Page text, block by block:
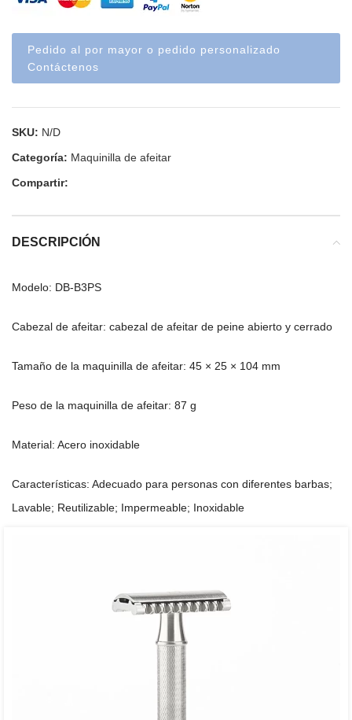
Pedido al por mayor o pedido personalizado
Contáctenos
SKU: N/D
Categoría: Maquinilla de afeitar
Compartir:
DESCRIPCIÓN
Modelo: DB-B3PS
Cabezal de afeitar: cabezal de afeitar de peine abierto y cerrado
Tamaño de la maquinilla de afeitar: 45 × 25 × 104 mm
Peso de la maquinilla de afeitar: 87 g
Material: Acero inoxidable
Características: Adecuado para personas con diferentes barbas;
Lavable; Reutilizable; Impermeable; Inoxidable